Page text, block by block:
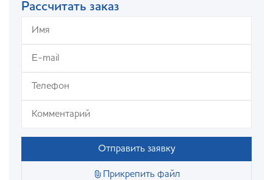
Рассчитать заказ
Отправить заявку
Прикрепить файл